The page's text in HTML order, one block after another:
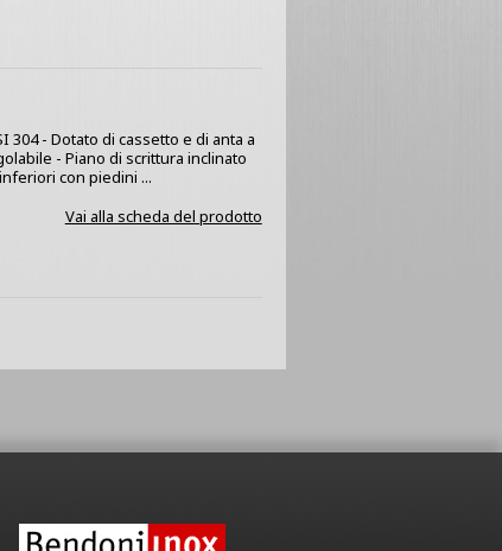
304 - Dotato di cassetto e di anta a
- Piano di scrittura inclinato
con piedini ...
Vai alla scheda del prodotto